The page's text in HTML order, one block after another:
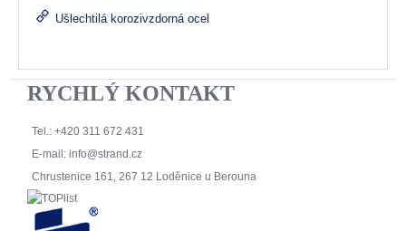
Ušlechtilá korozivzdorná ocel
RYCHLÝ KONTAKT
Tel.: +420 311 672 431
E-mail: info@strand.cz
Chrustenice 161, 267 12 Loděnice u Berouna